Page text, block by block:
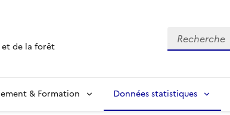
et de la forêt
Recherche
& Formation Données statistiques